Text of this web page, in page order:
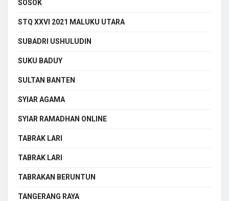
SOSOK
STQ XXVI 2021 MALUKU UTARA
SUBADRI USHULUDIN
SUKU BADUY
SULTAN BANTEN
SYIAR AGAMA
SYIAR RAMADHAN ONLINE
TABRAK LARI
TABRAK LARI
TABRAKAN BERUNTUN
TANGERANG RAYA